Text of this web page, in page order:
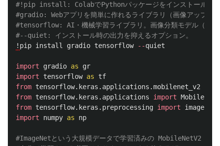
#!pip install: ColabでPythonパッケージをインストールする
#gradio: Webアプリを簡単に作れるライブラリ（画像アップロ
#tensorflow: AI・機械学習ライブラリ。画像分類モデル（
! pip install gradio tensorflow --quiet
import gradio as
gr
import
tensorflow as
tf
from tensorflow.keras.applications.mobilenet_v2
from tensorflow.keras.applications import
from tensorflow.keras.preprocessing import
image
import
numpy as np
#ImageNetという大規模データで学習済みの MobileNetV2 モデ